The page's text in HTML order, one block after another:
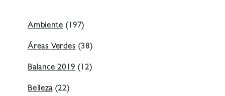
Ambiente (197)
Áreas Verdes (38)
Balance 2019 (12)
Belleza(22)